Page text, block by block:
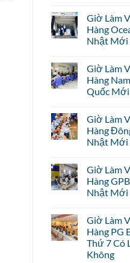
Giờ Làm
Hàng
Nhật Mới
Giờ Làm
Hàng
Quốc
Giờ Làm
Hàng
Nhật Mới
Giờ Làm
Hàng
Nhật Mới
Giờ Làm
Hàng PG
Thứ 7 Có
Không